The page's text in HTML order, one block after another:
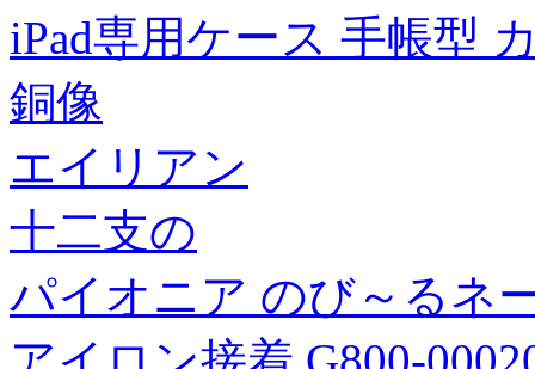
iPad専用ケース 手帳型
銅像
エイリアン
十二支の
パイオニア のび～るネ